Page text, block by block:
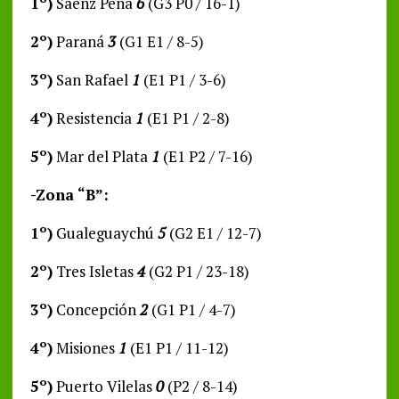
2º)Paraná3(G1 E1 / 8-5)
3º)San Rafael 1 (E1 P1 / 3-6)
4º)Resistencia 1 (E1 P1 / 2-8)
5º)Mar del Plata 1 (E1 P2 / 7-16)
-Zona “B”:
1º)Gualeguaychú 5(G2 E1 / 12-7)
2º)Tres Isletas4(G2 P1 / 23-18)
3º)Concepción2(G1 P1 / 4-7)
4º)Misiones 1 (E1 P1 / 11-12)
5º)Puerto Vilelas0(P2 / 8-14)